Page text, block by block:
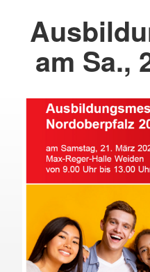
am Sa.,